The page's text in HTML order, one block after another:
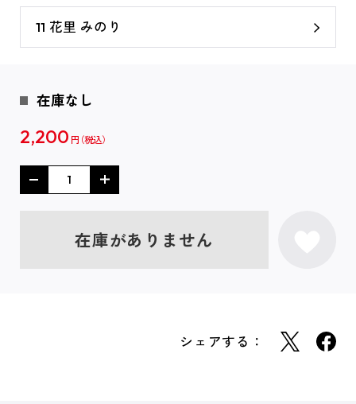
11 花里 みのり
在庫なし
2,200 円
在庫がありません
シェアする：